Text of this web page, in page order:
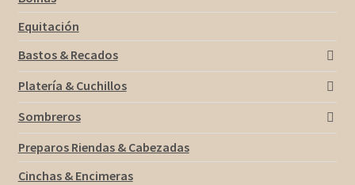
Equitación
Bastos & Recados
Platería & Cuchillos
Sombreros
Preparos Riendas & Cabezadas
Cinchas & Encimeras